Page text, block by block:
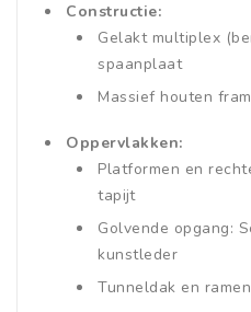
Constructie:
Gelakt multiplex
spaanplaat
Massief houten
Oppervlakken:
Platformen en
tapijt
Golvende opgang:
kunstleder
Tunneldak en